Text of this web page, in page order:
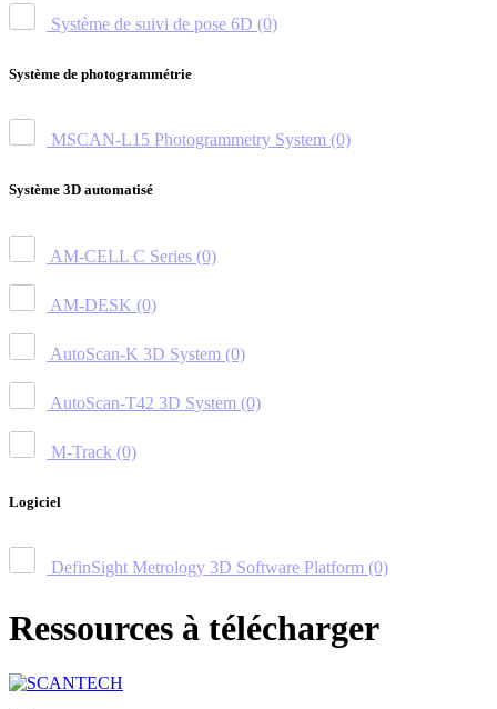
Système de suivi de pose 6D (0)
Système de photogrammétrie
MSCAN-L15 Photogrammetry System (0)
Système 3D automatisé
AM-CELL C Series (0)
AM-DESK (0)
AutoScan-K 3D System (0)
AutoScan-T42 3D System (0)
M-Track (0)
Logiciel
DefinSight Metrology 3D Software Platform (0)
Ressources à télécharger